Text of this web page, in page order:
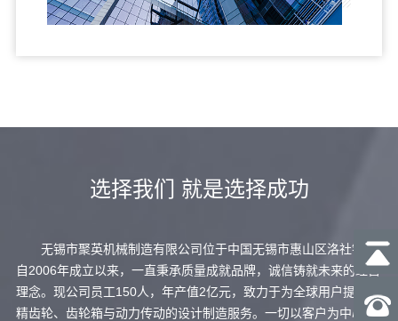
选择我们 就是选择成功
无锡市聚英机械制造有限公司位于中国无锡市惠山区洛社镇，
自2006年成立以来，一直秉承质量成就品牌，诚信铸就未来的经营
理念。现公司员工150人，年产值2亿元，致力于为全球用户提供高
精齿轮、齿轮箱与动力传动的设计制造服务。一切以客户为中心，